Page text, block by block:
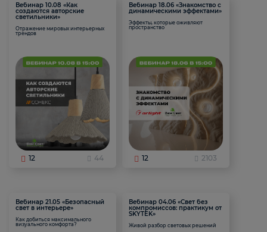
Вебинар 10.08 «Как
создаются авторские
светильники»
Отражение мировых интерьерных
трендов
12 44
Вебинар 18.06 «Знакомство с
динамическими эффектами»
Эффекты, которые оживляют
пространство
12 2103
Вебинар 21.05 «Безопасный
свет в интерьере»
Как добиться максимального
визуального комфорта?
Вебинар 04.06 «Свет без
компромиссов: практикум от
SKYTEK»
Живой разбор световых решений